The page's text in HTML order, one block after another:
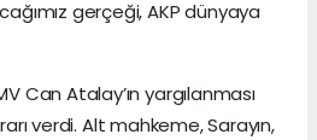
gerçeği, AKP dünyaya
Can Atalay’ın yargılanması
verdi. Alt mahkeme, Sarayın,